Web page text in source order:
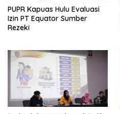
PUPR Kapuas Hulu Evaluasi
Izin PT Equator Sumber
Rezeki